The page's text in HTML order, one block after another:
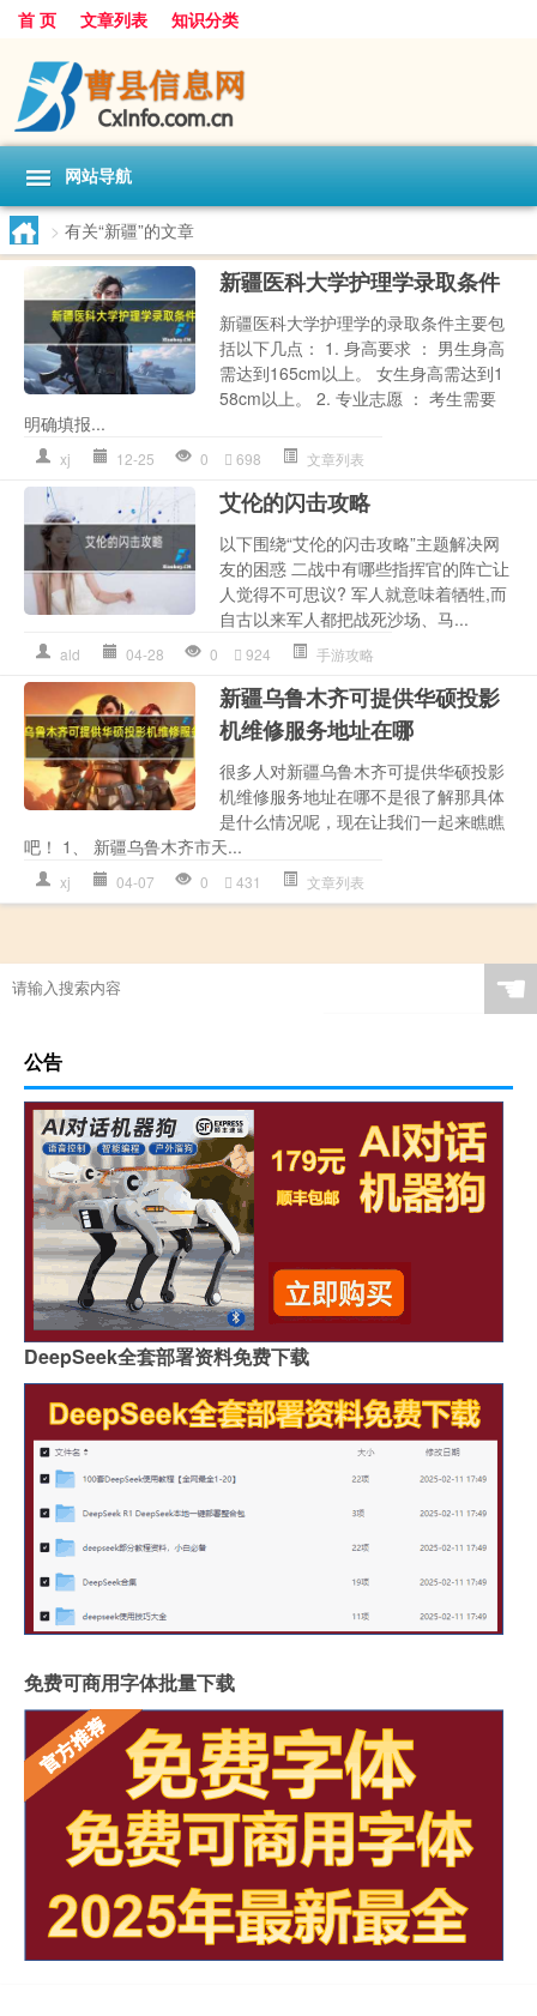
首 页 文章列表 知识分类
网站导航
> 有关“新疆”的文章
新疆医科大学护理学录取条件
新疆医科大学护理学的录取条件主要包
括以下几点： 1. 身高要求 ： 男生身高
需达到165cm以上。 女生身高需达到1
58cm以上。 2. 专业志愿 ： 考生需要
明确填报...
xj 12-25 0 698 文章列表
艾伦的闪击攻略
以下围绕“艾伦的闪击攻略”主题解决网
友的困惑 二战中有哪些指挥官的阵亡让
人觉得不可思议? 军人就意味着牺牲,而
自古以来军人都把战死沙场、马...
ald 04-28 0 924 手游攻略
新疆乌鲁木齐可提供华硕投影
机维修服务地址在哪
很多人对新疆乌鲁木齐可提供华硕投影
机维修服务地址在哪不是很了解那具体
是什么情况呢，现在让我们一起来瞧瞧
吧！ 1、 新疆乌鲁木齐市天...
xj 04-07 0 431 文章列表
☚
公告
DeepSeek全套部署资料免费下载
免费可商用字体批量下载